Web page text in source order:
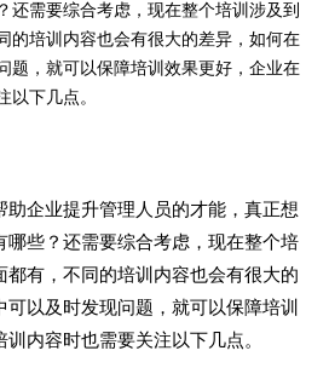
还需要综合考虑，现在整个培训涉及到
的培训内容也会有很大的差异，如何在
题，就可以保障培训效果更好，企业在
以下几点。
助企业提升管理人员的才能，真正想
哪些？还需要综合考虑，现在整个培
都有，不同的培训内容也会有很大的
以及时发现问题，就可以保障培训
内容时也需要关注以下几点。